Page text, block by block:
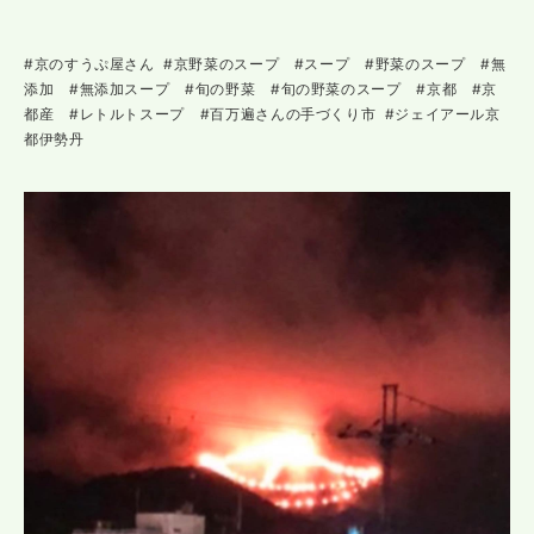
#京のすうぷ屋さん #京野菜のスープ #スープ #野菜のスープ #無
添加 #無添加スープ #旬の野菜 #旬の野菜のスープ #京都 #京
都産 #レトルトスープ #百万遍さんの手づくり市 #ジェイアール京
都伊勢丹